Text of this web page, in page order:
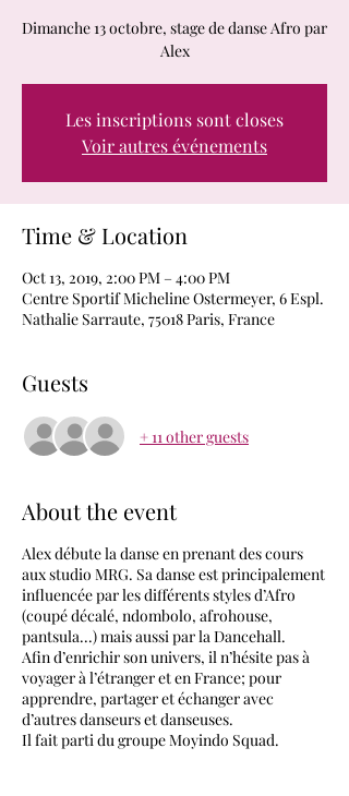
Dimanche 13 octobre, stage de danse Afro par
Alex
Les inscriptions sont closes
Voir autres événements
Time & Location
Oct 13, 2019, 2:00 PM – 4:00 PM
Centre Sportif Micheline Ostermeyer, 6 Espl.
Nathalie Sarraute, 75018 Paris, France
Guests
+ 11 other guests
About the event
Alex débute la danse en prenant des cours
aux studio MRG. Sa danse est principalement
influencée par les différents styles d’Afro
(coupé décalé, ndombolo, afrohouse,
pantsula...) mais aussi par la Dancehall.
Afin d’enrichir son univers, il n’hésite pas à
voyager à l’étranger et en France; pour
apprendre, partager et échanger avec
d’autres danseurs et danseuses.
Il fait parti du groupe Moyindo Squad.